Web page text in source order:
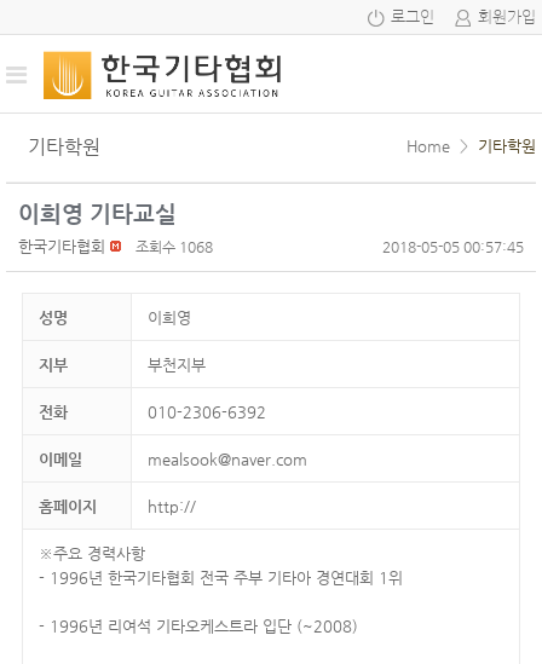
로그인 회원가입
기타학원 Home > 기타학원
이희영 기타교실
한국기타협회 조회수 1068 2018-05-05 00:57:45
성명 이희영
지부 부천지부
전화 010-2306-6392
이메일 mealsook@naver.com
홈페이지 http://
※주요 경력사항
- 1996년 한국기타협회 전국 주부 기타아 경연대회 1위
- 1996년 리여석 기타오케스트라 입단 (~2008)